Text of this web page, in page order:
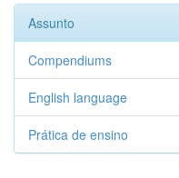
Assunto
Compendiums
English language
Prática de ensino